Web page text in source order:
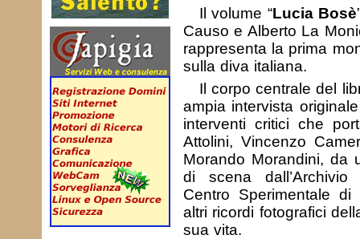
Il volume “Lucia Bosè
Causo e Alberto La
rappresenta la prima
sulla diva italiana.
Il corpo centrale del
ampia intervista
interventi critici che
Attolini, Vincenzo
Morando Morandini, da
di scena
Centro Sperimentale
altri ricordi fotografici
sua vita.